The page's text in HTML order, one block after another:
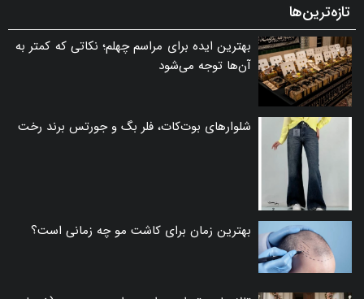
تازه‌ترین‌ها
بهترین ایده برای مراسم چهلم؛ نکاتی که کمتر به
آن‌ها توجه می‌شود
شلوارهای بوت‌کات، فلر بگ و جورتس برند رخت
بهترین زمان برای کاشت مو چه زمانی است؟